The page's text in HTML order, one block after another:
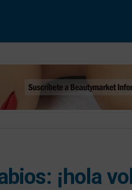
¡hola